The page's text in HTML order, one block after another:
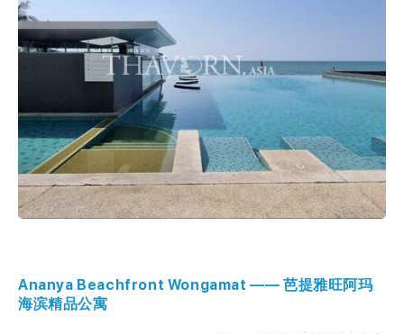
Ananya Beachfront Wongamat —— 芭提雅旺阿玛
海滨精品公寓